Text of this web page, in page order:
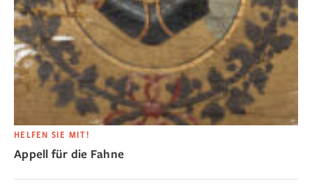
HELFEN SIE MIT!
Appell für die Fahne